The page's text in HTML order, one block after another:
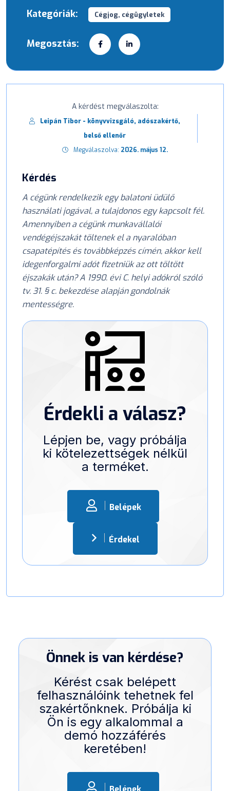
Kategóriák: Cégjog, cégügyletek
Megosztás:
A kérdést megválaszolta:
Leipán Tibor - könyvvizsgáló, adószakértő,
belső ellenőr
Megválaszolva: 2026. május 12.
Kérdés
A cégünk rendelkezik egy balatoni üdülő
használati jogával, a tulajdonos egy kapcsolt fél.
Amennyiben a cégünk munkavállalói
vendégéjszakát töltenek el a nyaralóban
csapatépítés és továbbképzés címén, akkor kell
idegenforgalmi adót fizetniük az ott töltött
éjszakák után? A 1990. évi C. helyi adókról szóló
tv. 31. § c. bekezdése alapján gondolnák
mentességre.
Érdekli a válasz?
Lépjen be, vagy próbálja
ki kötelezettségek nélkül
a terméket.
Belépek
Érdekel
Önnek is van kérdése?
Kérést csak belépett
felhasználóink tehetnek fel
szakértőnknek. Próbálja ki
Ön is egy alkalommal a
demó hozzáférés
keretében!